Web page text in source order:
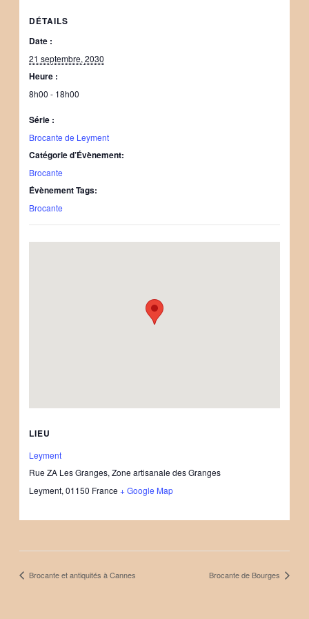
DÉTAILS
Date :
21 septembre, 2030
Heure :
8h00 - 18h00
Série :
Brocante de Leyment
Catégorie d’Évènement:
Brocante
Évènement Tags:
Brocante
LIEU
Leyment
Rue ZA Les Granges, Zone artisanale des Granges
Leyment, 01150 France + Google Map
Brocante et antiquités à Cannes Brocante de Bourges